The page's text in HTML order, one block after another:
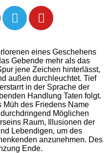
eines Geschehens
Gebende mehr als das
jene Zeichen hinterlässt,
außen durchleuchtet. Tief
in der Sprache der
Handlung Taten folgt.
Müh des Friedens Name
Möglichen
Raum, Illusionen der
Lebendigen, um des
anzunehmen. Des
Ende.